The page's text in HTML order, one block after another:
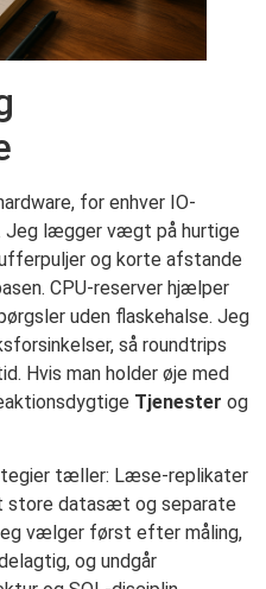
for enhver IO-
. Jeg lægger vægt på hurtige
og korte afstande
CPU-reserver hjælper
uden flaskehalse. Jeg
så roundtrips
Hvis man holder øje med
Tjenester og
tæller: Læse-replikater
store datasæt og separate
vælger først efter måling,
og undgår